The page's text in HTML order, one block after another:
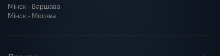
Мінск - Варшава
Мінск - Москва